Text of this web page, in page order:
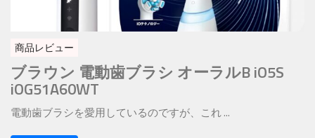
商品レビュー
ブラウン 電動歯ブラシ オーラルB iO5S
iOG51A60WT
電動歯ブラシを愛用しているのですが、これ ...